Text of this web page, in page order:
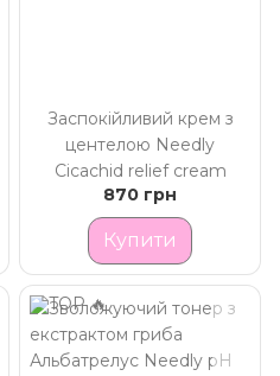
Заспокійливий крем з
центелою Needly
Cicachid relief cream
870 грн
Купити